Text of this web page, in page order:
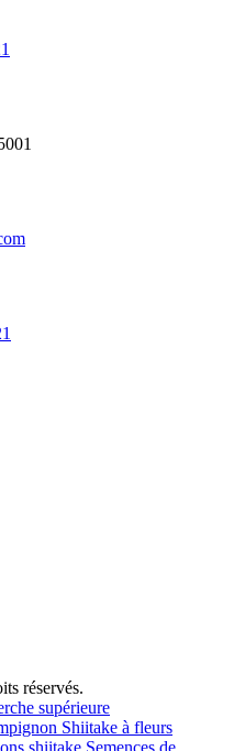
réservés.
supérieure
Shiitake à fleurs
shiitake Semences de